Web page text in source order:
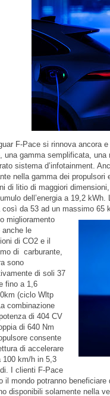
F-Pace si rinnova ancora
una gamma semplificata, una
sistema d’infotainment.
nella gamma dei
di litio di maggiori
dell’energia a 19,2
così da 53 ad un massimo 65
miglioramento
anche le
di CO2 e il
di carburante,
sono
di soli 37
fino a 1,6
(ciclo Wltp
combinazione
di 404 CV
di 640 Nm
consente
di accelerare
100 km/h in 5,3
I clienti F-Pace
il mondo potranno
disponibili solamente nella